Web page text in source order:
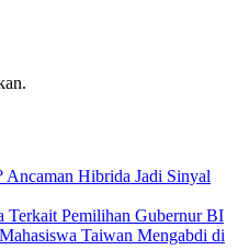
Hibrida Jadi Sinyal
Terkait Pemilihan Gubernur BI
Taiwan Mengabdi di